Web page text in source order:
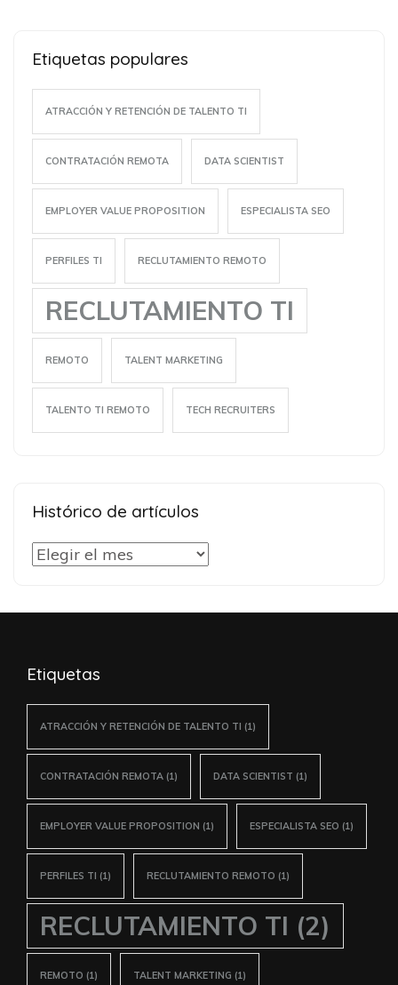
Etiquetas populares
ATRACCIÓN Y RETENCIÓN DE TALENTO TI
CONTRATACIÓN REMOTA DATA SCIENTIST
EMPLOYER VALUE PROPOSITION ESPECIALISTA SEO
PERFILES TI RECLUTAMIENTO REMOTO
RECLUTAMIENTO TI
REMOTO TALENT MARKETING
TALENTO TI REMOTO TECH RECRUITERS
Histórico de artículos
Histórico
Etiquetas
ATRACCIÓN Y RETENCIÓN DE TALENTO TI (1)
CONTRATACIÓN REMOTA (1) DATA SCIENTIST (1)
EMPLOYER VALUE PROPOSITION (1) ESPECIALISTA SEO (1)
PERFILES TI (1) RECLUTAMIENTO REMOTO (1)
RECLUTAMIENTO TI (2)
REMOTO (1) TALENT MARKETING (1)